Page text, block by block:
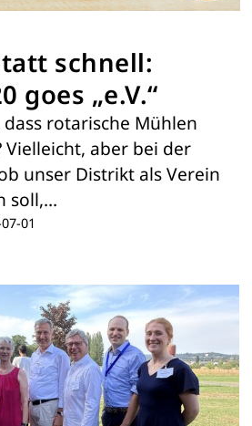
schnell:
goes „e.V.“
rotarische Mühlen
Vielleicht, aber bei der
unser Distrikt als Verein
soll,…
01